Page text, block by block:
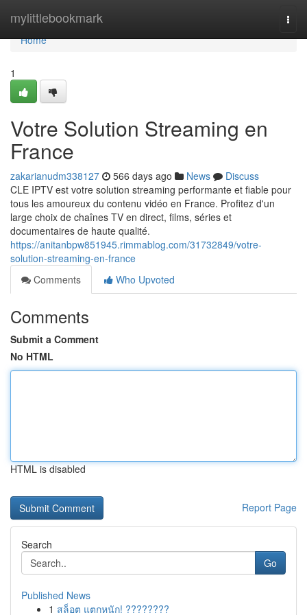
mylittlebookmark
Home
Home
1
Votre Solution Streaming en
France
zakarianudm338127 566 days ago News
Discuss
CLE IPTV est votre solution streaming performante et fiable pour
tous les amoureux du contenu vidéo en France. Profitez d'un
large choix de chaînes TV en direct, films, séries et
documentaires de haute qualité.
https://anitanbpw851945.rimmablog.com/31732849/votre-
solution-streaming-en-france
Comments
Who Upvoted
Comments
Submit a Comment
No HTML
HTML is disabled
Report Page
Search
Go
Published News
1 สล็อต แตกหนัก! ????????